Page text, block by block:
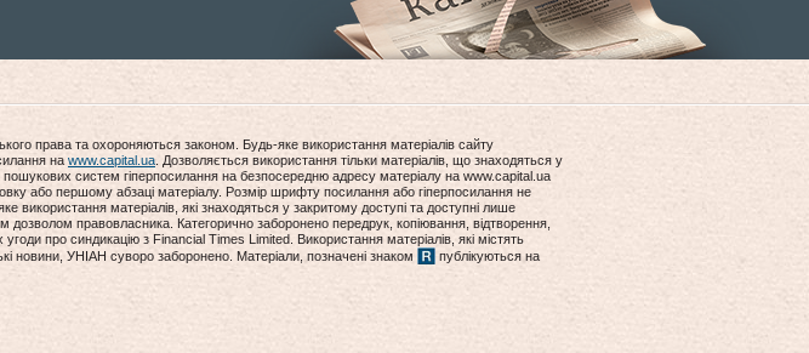
права та охороняються законом. Будь-яке використання матеріалів сайту
на www.capital.ua . Дозволяється використання тільки матеріалів, що знаходяться у
систем гіперпосилання на безпосередню адресу матеріалу на www.capital.ua
або першому абзаці матеріалу. Розмір шрифту посилання або гіперпосилання не
матеріалів, які знаходяться у закритому доступі та доступні лише
правовласника. Категорично заборонено передрук, копіювання, відтворення,
про синдикацію з Financial Times Limited. Використання матеріалів, які містять
новини, УНІАН суворо заборонено. Матеріали, позначені знаком
публікуються на